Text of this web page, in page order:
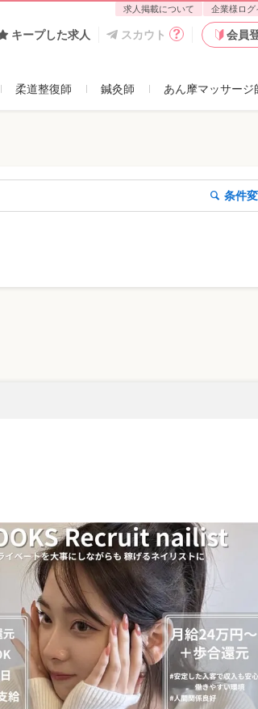
求人掲載について 企業様ログ
キープした求人 スカウト 会員
柔道整復師 鍼灸師 あん摩マッサージ
条件